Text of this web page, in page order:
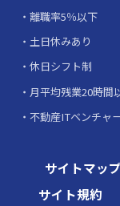
離職率5％以下
土日休みあり
休日シフト制
月平均残業20時間
不動産ITベンチャ
サイトマップ
サイト規約